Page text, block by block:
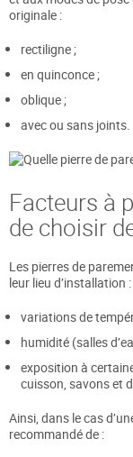
originale :
rectiligne ;
en quinconce ;
oblique ;
avec ou sans joints.
Facteurs à
de choisir
Les pierres de
leur lieu d’installation :
variations de
humidité (salles
exposition à
cuisson, savons et
Ainsi, dans le cas
recommandé de :